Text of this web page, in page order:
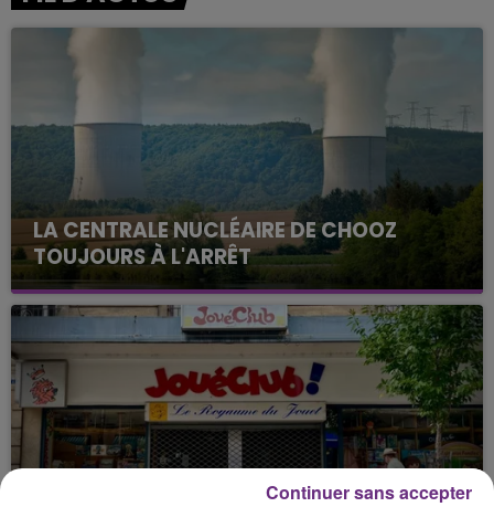
LA CENTRALE NUCLÉAIRE DE CHOOZ
TOUJOURS À L'ARRÊT
Cela fait déjà une semaine que la centrale
nucléaire ardennaise est à l'arrêt. Une situation
justifiée par la sécheresse intense qui est toujours
présente.
Continuer sans accepter